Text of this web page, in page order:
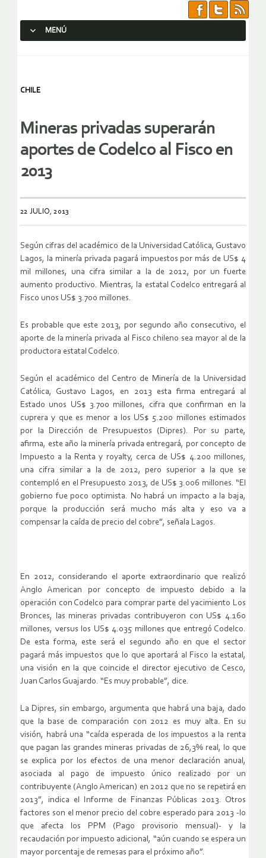
MENÚ
CHILE
Mineras privadas superarán
aportes de Codelco al Fisco en
2013
22 JULIO, 2013
Según cifras del académico de la Universidad Católica, Gustavo
Lagos, la minería privada pagará impuestos por más de US$ 4
mil millones, una cifra similar a la de 2012, por un fuerte
aumento productivo. Mientras, la estatal Codelco entregará al
Fisco unos US$ 3.700 millones.
Es probable que este 2013, por segundo año consecutivo, el
aporte de la minería privada al Fisco chileno sea mayor al de la
productora estatal Codelco.
Según el académico del Centro de Minería de la Universidad
Católica, Gustavo Lagos, en 2013 esta firma entregará al
Estado unos US$ 3.700 millones, cifra que confirman en la
cuprera y que es menor a los US$ 5.200 millones estimados
por la Dirección de Presupuestos (Dipres). Por su parte,
afirma, este año la minería privada entregará, por concepto de
Impuesto a la Renta y royalty, cerca de US$ 4.200 millones,
una cifra similar a la de 2012, pero superior a la que se
contempló en el Presupuesto 2013, de US$ 3.006 millones. “El
gobierno fue poco optimista. No habrá un impacto a la baja,
porque la producción será mucho más alta y eso va a
compensar la caída de precio del cobre”, señala Lagos.
En 2012, considerando el aporte extraordinario que realizó
Anglo American por concepto de impuesto debido a la
operación con Codelco para comprar parte del yacimiento Los
Bronces, las mineras privadas contribuyeron con US$ 4.160
millones, versus los US$ 4.035 millones que entregó Codelco.
De esta forma, este será el segundo año en que el sector
pagará más impuestos que lo que aportará al Fisco la estatal,
una visión en la que coincide el director ejecutivo de Cesco,
Juan Carlos Guajardo. “Es muy probable”, dice.
La Dipres, sin embargo, argumenta que habrá una baja, dado
que la base de comparación con 2012 es muy alta. En su
visión, habrá una “caída esperada de los impuestos a la renta
que pagan las grandes mineras privadas de 26,3% real, lo que
se explica por los efectos de una menor declaración anual,
asociada al pago de impuesto único realizado por un
contribuyente (Anglo American) en 2012 que no se repetirá en
2013”, indica el Informe de Finanzas Públicas 2013. Otros
factores son el menor precio del cobre esperado para 2013 -lo
que afecta los PPM (Pago provisorio mensual)- y la
recaudación por impuesto adicional, “aún cuando se espera un
mayor porcentaje de remesas para el próximo año”.